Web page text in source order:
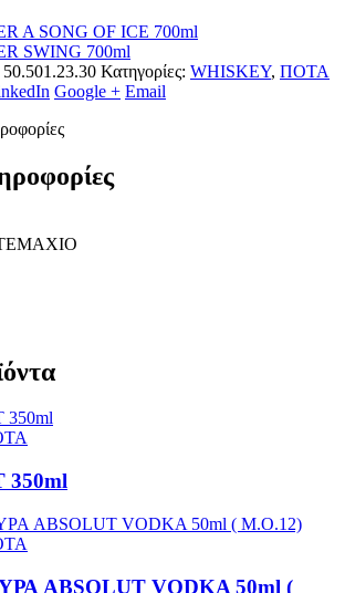
A SONG OF ICE 700ml
SWING 700ml
50.501.23.30 Κατηγορίες: WHISKEY, ΠΟΤΑ
Google + Email
350ml
ABSOLUT VODKA 50ml (